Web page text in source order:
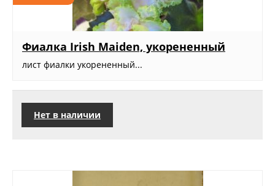
Фиалка Irish Maiden, укорененный
лист фиалки укорененный...
Нет в наличии